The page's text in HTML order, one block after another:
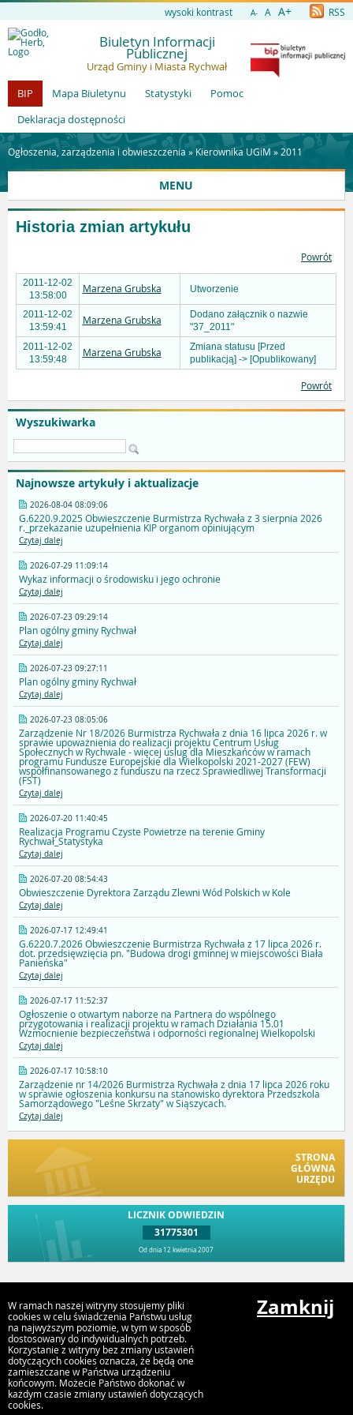
wysoki kontrast A- A A+ RSS
Biuletyn Informacji
Publicznej
Urząd Gminy i Miasta Rychwał
BIP
Mapa Biuletynu Statystyki
Pomoc
Deklaracja dostępności
Ogłoszenia, zarządzenia i obwieszczenia » Kierownika UGiM» 2011
MENU
Wyszukiwarka
Najnowsze artykuły i aktualizacje
2026-08-04 08:09:06
G.6220.9.2025 Obwieszczenie Burmistrza Rychwała z 3 sierpnia 2026
r._przekazanie uzupełnienia KIP organom opiniującym
Czytaj dalej
2026-07-29 11:09:14
Wykaz informacji o środowisku i jego ochronie
Czytaj dalej
2026-07-23 09:29:14
Plan ogólny gminy Rychwał
Czytaj dalej
2026-07-23 09:27:11
Plan ogólny gminy Rychwał
Czytaj dalej
2026-07-23 08:05:06
Zarządzenie Nr 18/2026 Burmistrza Rychwała z dnia 16 lipca 2026 r. w
sprawie upoważnienia do realizacji projektu Centrum Usług
Społecznych w Rychwale - więcej uslug dla Mieszkańców w ramach
programu Fundusze Europejskie dla Wielkopolski 2021-2027 (FEW)
współfinansowanego z funduszu na rzecz Sprawiedliwej Transformacji
(FST)
Czytaj dalej
2026-07-20 11:40:45
Realizacja Programu Czyste Powietrze na terenie Gminy
Rychwał_Statystyka
Czytaj dalej
2026-07-20 08:54:43
Obwieszczenie Dyrektora Zarządu Zlewni Wód Polskich w Kole
Czytaj dalej
2026-07-17 12:49:41
G.6220.7.2026 Obwieszczenie Burmistrza Rychwała z 17 lipca 2026 r.
dot. przedsięwzięcia pn. "Budowa drogi gminnej w miejscowości Biała
Panieńska"
Czytaj dalej
2026-07-17 11:52:37
Ogłoszenie o otwartym naborze na Partnera do wspólnego
przygotowania i realizacji projektu w ramach Działania 15.01
Wzmocnienie bezpieczeństwa i odporności regionalnej Wielkopolski
Czytaj dalej
2026-07-17 10:58:10
Zarządzenie nr 14/2026 Burmistrza Rychwała z dnia 17 lipca 2026 roku
w sprawie ogłoszenia konkursu na stanowisko dyrektora Przedszkola
Samorządowego "Leśne Skrzaty" w Siąszycach.
Czytaj dalej
STRONA
GŁÓWNA
URZĘDU
LICZNIK ODWIEDZIN
31775301
Od dnia 12 kwietnia 2007
Historia zmian artykułu
Powrót
2011-12-02
13:58:00
Marzena Grubska Utworzenie
2011-12-02
13:59:41
Marzena Grubska
Dodano załącznik o nazwie
"37_2011"
2011-12-02
13:59:48
Marzena Grubska
Zmiana statusu [Przed
publikacją] -> [Opublikowany]
Powrót
Urząd Gminy i Miasta Rychwał
Plac Wolności 16, 62-570 Rychwał
W ramach naszej witryny stosujemy pliki
cookies w celu świadczenia Państwu usług
na najwyższym poziomie, w tym w sposób
dostosowany do indywidualnych potrzeb.
Korzystanie z witryny bez zmiany ustawień
dotyczących cookies oznacza, że będą one
zamieszczane w Państwa urządzeniu
końcowym. Możecie Państwo dokonać w
każdym czasie zmiany ustawień dotyczących
cookies.
Zamknij